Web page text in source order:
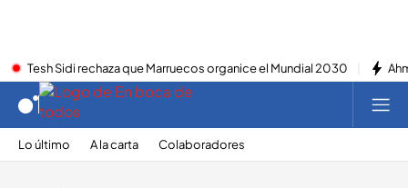
Tesh Sidi rechaza que Marruecos organice el Mundial 2030
Lo último A la carta Colaboradores